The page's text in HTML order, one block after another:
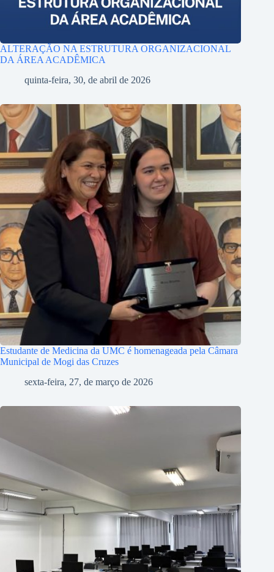
ALTERAÇÃO NA ESTRUTURA ORGANIZACIONAL
DA ÁREA ACADÊMICA
quinta-feira, 30, de abril de 2026
Estudante de Medicina da UMC é homenageada pela Câmara
Municipal de Mogi das Cruzes
sexta-feira, 27, de março de 2026